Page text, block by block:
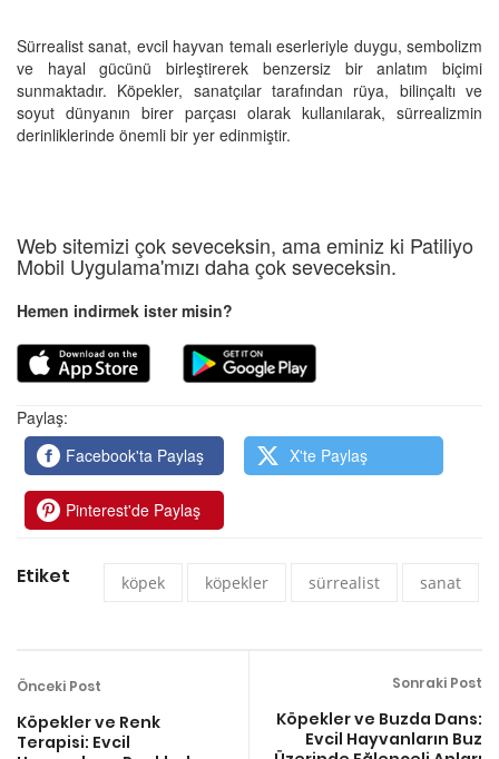
Sürrealist sanat, evcil hayvan temalı eserleriyle duygu, sembolizm
ve hayal gücünü birleştirerek benzersiz bir anlatım biçimi
sunmaktadır. Köpekler, sanatçılar tarafından rüya, bilinçaltı ve
soyut dünyanın birer parçası olarak kullanılarak, sürrealizmin
derinliklerinde önemli bir yer edinmiştir.
Web sitemizi çok seveceksin, ama eminiz ki Patiliyo
Mobil Uygulama'mızı daha çok seveceksin.
Hemen indirmek ister misin?
Paylaş:
Facebook'ta Paylaş
X'te Paylaş
Pinterest'de Paylaş
Etiket köpek köpekler sürrealist sanat
Önceki Post
Köpekler ve Renk
Terapisi: Evcil
Sonraki Post
Köpekler ve Buzda Dans:
Evcil Hayvanların Buz